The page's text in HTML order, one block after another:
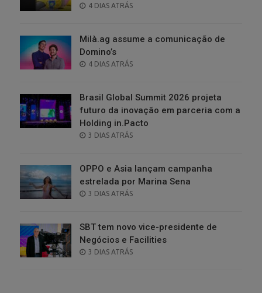
POSTED
4 DIAS ATRÁS
Milà.ag assume a comunicação de
Domino’s
POSTED
4 DIAS ATRÁS
Brasil Global Summit 2026 projeta
futuro da inovação em parceria com a
Holding in.Pacto
POSTED
3 DIAS ATRÁS
OPPO e Asia lançam campanha
estrelada por Marina Sena
POSTED
3 DIAS ATRÁS
SBT tem novo vice-presidente de
Negócios e Facilities
POSTED
3 DIAS ATRÁS